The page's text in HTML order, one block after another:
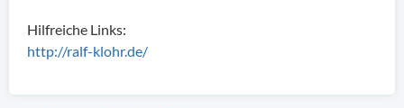
Hilfreiche Links:
http://ralf-klohr.de/